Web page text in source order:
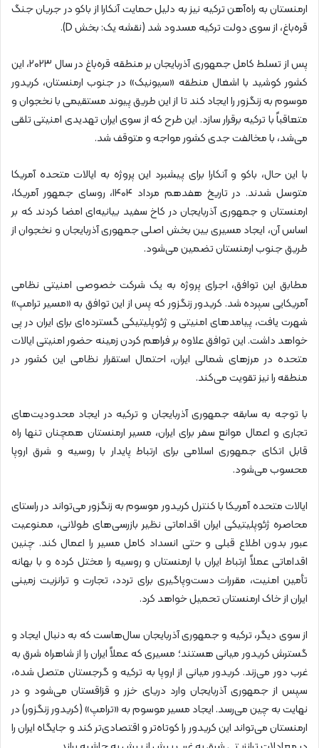
ارمنستان به راه‌آهن ترکیه نیز به دلیل حمایت آنکارا از باکو در جریان جنگ
قره‌باغ، از سوی دولت ترکیه مسدود شد (نقشه یک: بخش D).
پس از تسلط کامل جمهوری آذربایجان بر منطقه قره‌باغ در سال ۲۰۲۳، این
کشور کوشید با اشغال منطقه «سیونیک» در جنوب ارمنستان، کریدور
موسوم به زنگزور را ایجاد کند تا از این طریق پیوند مستقیمی با نخجوان و
متعاقباً با ترکیه برقرار سازد. این طرح که از سوی ایران تهدیدی امنیتی تلقی
می‌شد، با مخالفت جدی کشور مواجه و متوقف شد.
با این حال، باکو و آنکارا برای پیشبرد این پروژه به ایالات متحده آمریکا
متوسل شدند. در تاریخ هفدهم مرداد ۱۴۰۴، روسای جمهور آمریکا،
ارمنستان و جمهوری آذربایجان در کاخ سفید بیانیه‌ای امضا کردند که بر
اساس آن، ایجاد مسیری بین بخش اصلی جمهوری آذربایجان و نخجوان از
طریق جنوب ارمنستان تضمین می‌شود.
مطابق این توافق، اجرای پروژه به یک شرکت خصوصی امنیتی نظامی
آمریکایی سپرده شد. کریدور زنگزور که پس از این توافق به «مسیر ترامپ»
شهرت یافت، پیامدهای امنیتی و ژئوپلیتیکی گسترده‌ای برای ایران در پی
خواهد داشت. این توافق علاوه بر فراهم کردن زمینه حضور امنیتی ایالات
متحده در مرزهای شمالی ایران، احتمال استقرار نظامی این کشور در
منطقه را نیز تقویت می‌کند.
با توجه به سابقه جمهوری آذربایجان و ترکیه در ایجاد محدودیت‌های
تجاری و اعمال موانع سفر برای ایران، مسیر ارمنستان همچنان تنها راه
قابل اتکای جمهوری اسلامی برای ارتباط پایدار با روسیه و شرق اروپا
محسوب می‌شود.
ایالات متحده آمریکا با کنترل کریدور موسوم به زنگزور می‌تواند در راستای
محاصره ژئوپلیتیکی ایران اقداماتی نظیر بازرسی‌های طولانی، ممنوعیت
عبور بدون اطلاع قبلی و حتی انسداد کامل مسیر را اعمال کند. چنین
اقداماتی عملاً ارتباط ایران با ارمنستان و روسیه را مختل کرده و با بهانه
تأمین امنیت، مقررات دست‌وپاگیری برای تردد، تجارت و ترانزیت زمینی
ایران از خاک ارمنستان تحمیل خواهد کرد.
از سوی دیگر، ترکیه و جمهوری آذربایجان سال‌هاست که به دنبال ایجاد و
گسترش کریدور میانی هستند؛ مسیری که عملاً ایران را از شاهراه شرق به
غرب دور می‌زند. کریدور میانی از اروپا به ترکیه و گرجستان متصل شده،
سپس از جمهوری آذربایجان وارد دریای خزر و قزاقستان می‌شود و در
نهایت به چین می‌رسد. ایجاد مسیر موسوم به «ترامپ» (کریدور زنگزور) در
ارمنستان می‌تواند این کریدور را کوتاه‌تر و اقتصادی‌تر کند و جایگاه ایران را